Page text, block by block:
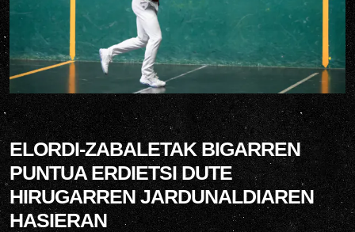
ELORDI-ZABALETAK BIGARREN
PUNTUA ERDIETSI DUTE
HIRUGARREN JARDUNALDIAREN
HASIERAN